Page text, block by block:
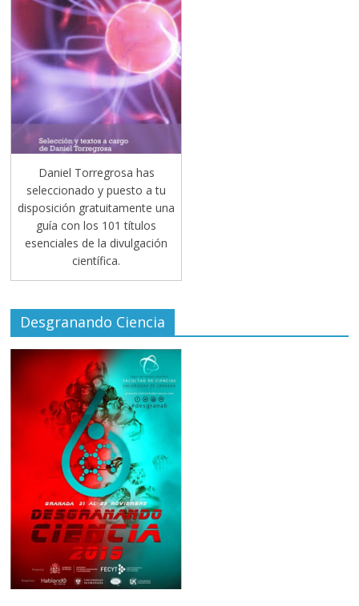
Daniel Torregrosa has
seleccionado y puesto a tu
disposición gratuitamente una
guía con los 101 títulos
esenciales de la divulgación
científica.
Desgranando Ciencia